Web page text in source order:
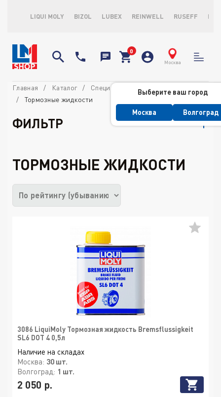
LIQUI MOLY BIZOL LUBEX REINWELL RUSEFF
Москва
Выберите ваш город
Москва Волгоград
Главная Каталог
Специальные жидкости
Тормозные жидкости
ФИЛЬТР
ТОРМОЗНЫЕ ЖИДКОСТИ
3086 LiquiMoly Тормозная жидкость Bremsflussigkeit
SL6 DOT 4 0,5л
Наличие на складах
Москва: 30 шт.
Волгоград: 1 шт.
2 050 р.